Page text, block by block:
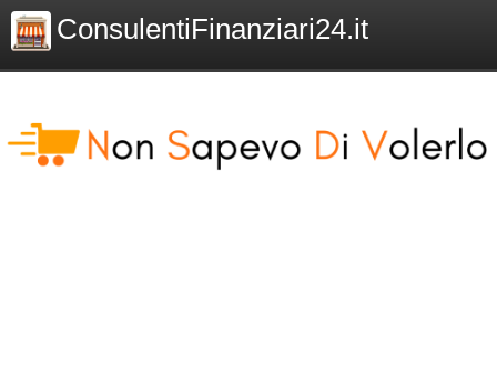
ConsulentiFinanziari24.it